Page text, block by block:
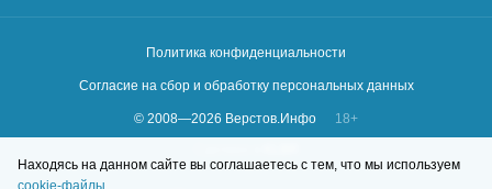
Политика конфиденциальности
Согласие на сбор и обработку персональных данных
© 2008—2026 Верстов.Инфо
18+
Находясь на данном сайте вы соглашаетесь с тем, что мы используем
cookie-файлы